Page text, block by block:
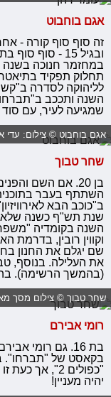
אגם בוחבוט
זה סוף סוף קורה -
ובגיל 15 -
במחזמר חנוכה בשנה
תחלוק תפקיד
השנה ותככב
שמגיעה לעיר, עם
אגם בוחבוט © צילום: עדי
שחר טבוך
בן 20. אם השם
השתתף בעבר
ב"כוכב הבא
שנת תש"ף כשנה שלא
שם יגלם את החנון
את העלילה. בנוסף,
(בהמשך הרשימה).
שחר טבוך © צילום מסך
רומי אבירם
בת 16. גם רומי
בקאסט של "תברחו".
"כפולים 2",
יהיה מעניין!